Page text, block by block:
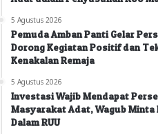
5 Agustus 2026
Pemuda Amban Panti Gelar
Dorong Kegiatan Positif dan
Kenakalan Remaja
5 Agustus 2026
Investasi Wajib Mendapat
Masyarakat Adat, Wagub
Dalam RUU